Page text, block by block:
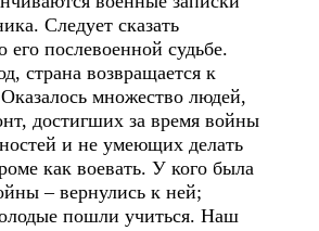
Следует сказать
его послевоенной судьбе.
страна возвращается к
множество людей,
достигших за время войны
и не умеющих делать
как воевать. У кого была
– вернулись к ней;
пошли учиться. Наш